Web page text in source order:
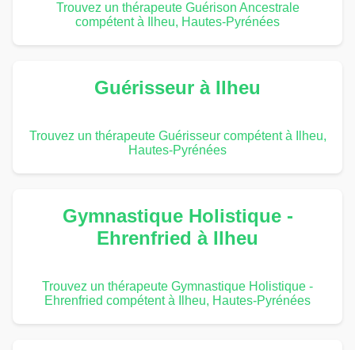
Trouvez un thérapeute Guérison Ancestrale
compétent à Ilheu, Hautes-Pyrénées
Guérisseur à Ilheu
Trouvez un thérapeute Guérisseur compétent à Ilheu,
Hautes-Pyrénées
Gymnastique Holistique -
Ehrenfried à Ilheu
Trouvez un thérapeute Gymnastique Holistique -
Ehrenfried compétent à Ilheu, Hautes-Pyrénées